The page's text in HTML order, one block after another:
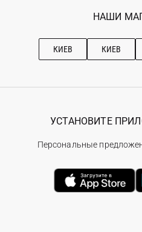
Ostriv
Наши
НАШИ
КИЕВ КИЕВ
УСТАНОВИТЕ
Персональные